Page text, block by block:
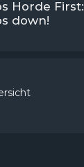
Horde First:
down!